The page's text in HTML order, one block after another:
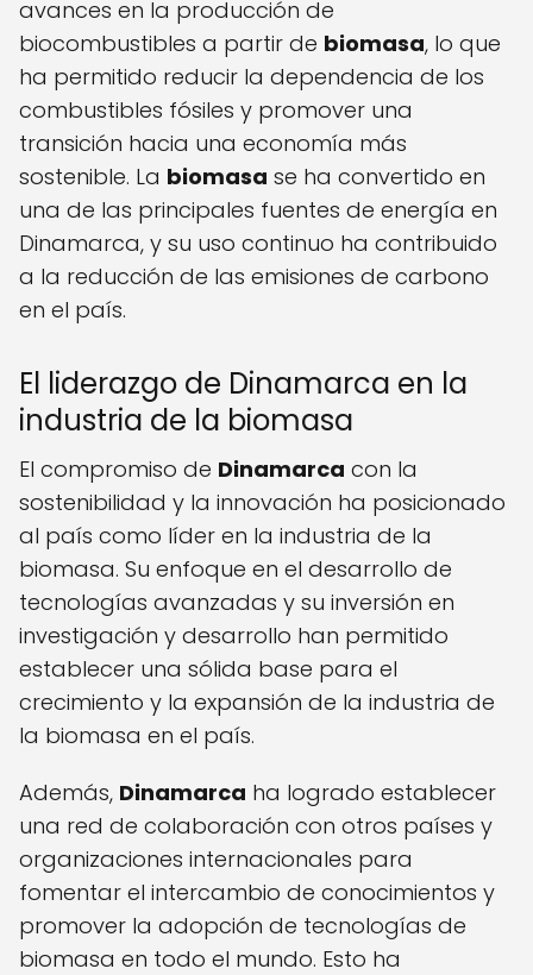
avances en la producción de
biocombustibles a partir de biomasa, lo que
ha permitido reducir la dependencia de los
combustibles fósiles y promover una
transición hacia una economía más
sostenible. La biomasa se ha convertido en
una de las principales fuentes de energía en
Dinamarca, y su uso continuo ha contribuido
a la reducción de las emisiones de carbono
en el país.
El liderazgo de Dinamarca en la
industria de la biomasa
El compromiso de Dinamarca con la
sostenibilidad y la innovación ha posicionado
al país como líder en la industria de la
biomasa. Su enfoque en el desarrollo de
tecnologías avanzadas y su inversión en
investigación y desarrollo han permitido
establecer una sólida base para el
crecimiento y la expansión de la industria de
la biomasa en el país.
Además, Dinamarca ha logrado establecer
una red de colaboración con otros países y
organizaciones internacionales para
fomentar el intercambio de conocimientos y
promover la adopción de tecnologías de
biomasa en todo el mundo. Esto ha